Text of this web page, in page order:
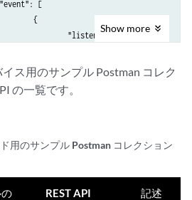
Show more
ス用のサンプル Postman コレク
の一覧です。
用のサンプル Postman コレクション
REST API 記述